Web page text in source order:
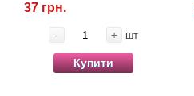
37 грн.
- + шт
Купити